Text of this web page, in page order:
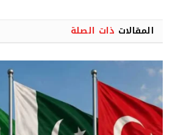
المقالات ذات الصلة